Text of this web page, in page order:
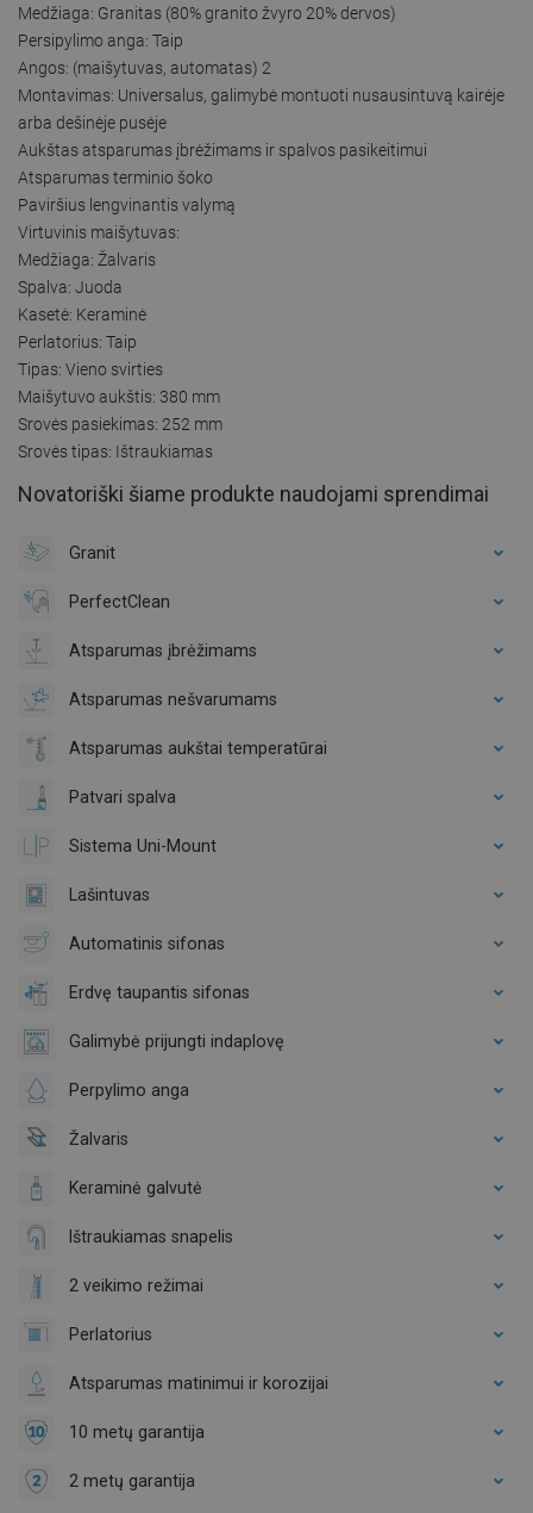
Medžiaga: Granitas (80% granito žvyro 20% dervos)
Persipylimo anga: Taip
Angos: (maišytuvas, automatas) 2
Montavimas: Universalus, galimybė montuoti nusausintuvą kairėje
arba dešinėje pusėje
Aukštas atsparumas įbrėžimams ir spalvos pasikeitimui
Atsparumas terminio šoko
Paviršius lengvinantis valymą
Virtuvinis maišytuvas:
Medžiaga: Žalvaris
Spalva: Juoda
Kasetė: Keraminė
Perlatorius: Taip
Tipas: Vieno svirties
Maišytuvo aukštis: 380 mm
Srovės pasiekimas: 252 mm
Srovės tipas: Ištraukiamas
Novatoriški šiame produkte naudojami sprendimai
Granit
PerfectClean
Atsparumas įbrėžimams
Atsparumas nešvarumams
Atsparumas aukštai temperatūrai
Patvari spalva
Sistema Uni-Mount
Lašintuvas
Automatinis sifonas
Erdvę taupantis sifonas
Galimybė prijungti indaplovę
Perpylimo anga
Žalvaris
Keraminė galvutė
Ištraukiamas snapelis
2 veikimo režimai
Perlatorius
Atsparumas matinimui ir korozijai
10 metų garantija
2 metų garantija